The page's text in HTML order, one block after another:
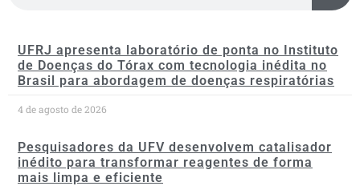
UFRJ apresenta laboratório de ponta no Instituto
de Doenças do Tórax com tecnologia inédita no
Brasil para abordagem de doenças respiratórias
4 de agosto de 2026
Pesquisadores da UFV desenvolvem catalisador
inédito para transformar reagentes de forma
mais limpa e eficiente